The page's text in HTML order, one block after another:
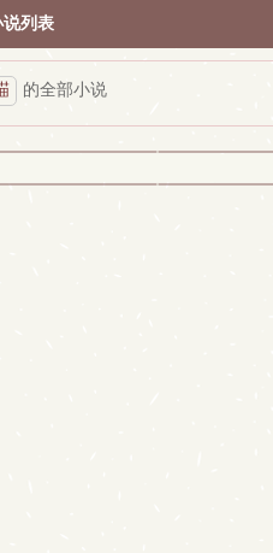
列表
的全部小说